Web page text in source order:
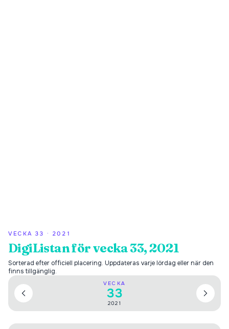
VECKA 33 · 2021
DigiListan för vecka 33, 2021
Sorterad efter officiell placering. Uppdateras varje lördag eller när den
finns tillgänglig.
VECKA
33
2021